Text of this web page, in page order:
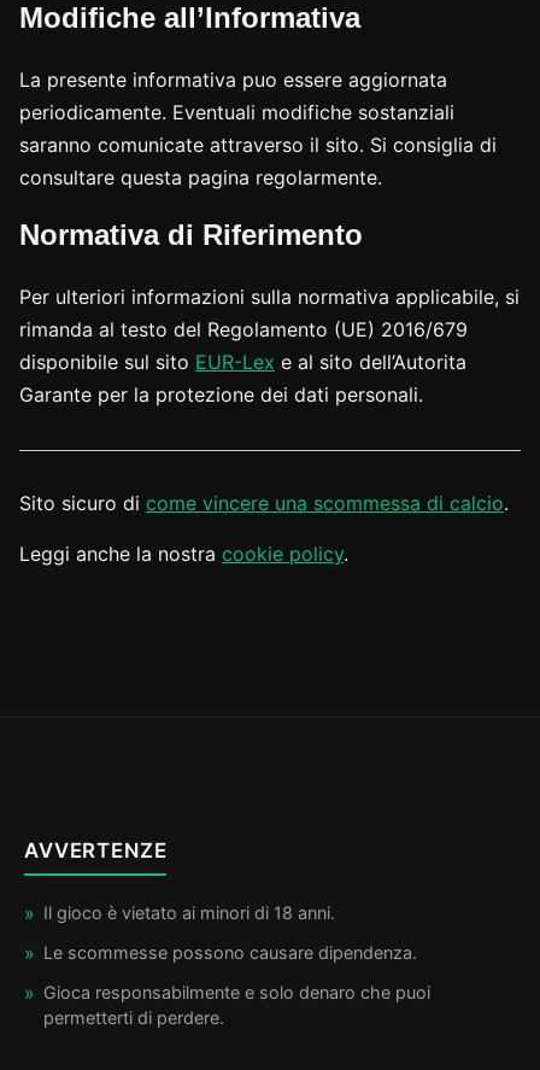
Modifiche all’Informativa
La presente informativa puo essere aggiornata
periodicamente. Eventuali modifiche sostanziali
saranno comunicate attraverso il sito. Si consiglia di
consultare questa pagina regolarmente.
Normativa di Riferimento
Per ulteriori informazioni sulla normativa applicabile, si
rimanda al testo del Regolamento (UE) 2016/679
disponibile sul sito EUR-Lex e al sito dell’Autorita
Garante per la protezione dei dati personali.
Sito sicuro di come vincere una scommessa di calcio.
Leggi anche la nostra cookie policy.
AVVERTENZE
Il gioco è vietato ai minori di 18 anni.
Le scommesse possono causare dipendenza.
Gioca responsabilmente e solo denaro che puoi
permetterti di perdere.